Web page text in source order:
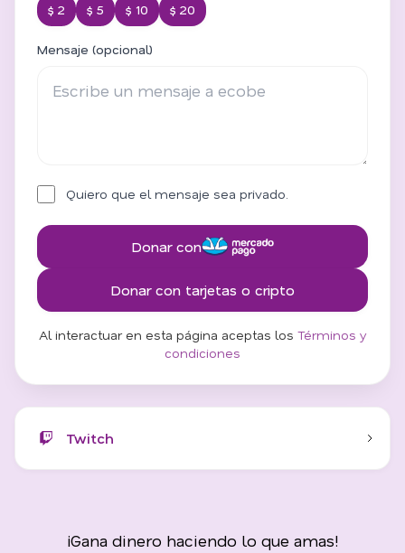
$ 2 $ 5 $ 10 $ 20
Mensaje (opcional)
Quiero que el mensaje sea privado.
Donar con
Donar con tarjetas o cripto
Al interactuar en esta página aceptas los Términos y
condiciones
Twitch
¡Gana dinero haciendo lo que amas!